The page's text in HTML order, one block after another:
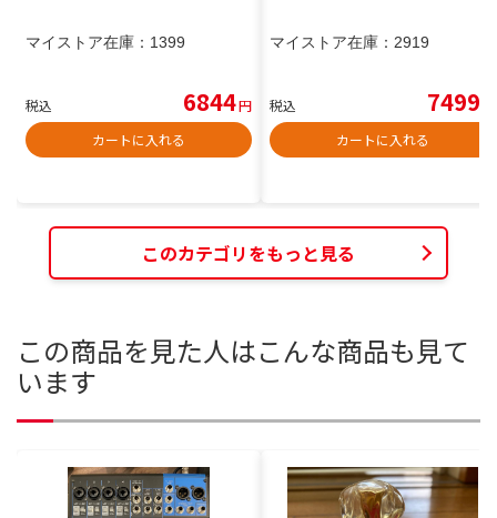
マイストア在庫： 1399
税込 6844円
カートに入れる
マイストア在庫： 2919
税込 7499
カートに入れる
このカテゴリをもっと見る
この商品を見た人はこんな商品も見て
います